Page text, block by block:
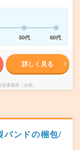
50代 60代
詳しく見る
事業部（全国）
バンドの梱包/